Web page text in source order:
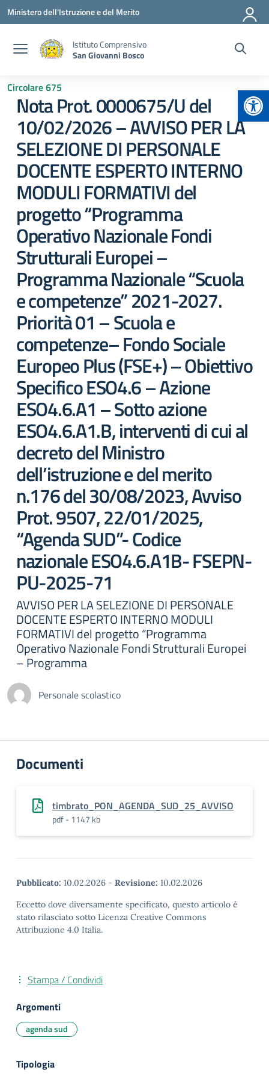
Vai ai contenuti
Vai al menu di navigazione
Vai al footer
Ministero dell'Istruzione e del Merito
Istituto Comprensivo
San Giovanni Bosco
Circolare 675
Nota Prot. 0000675/U del
10/02/2026 – AVVISO PER LA
SELEZIONE DI PERSONALE
DOCENTE ESPERTO INTERNO
MODULI FORMATIVI del
progetto “Programma
Operativo Nazionale Fondi
Strutturali Europei –
Programma Nazionale “Scuola
e competenze” 2021-2027.
Priorità 01 – Scuola e
competenze– Fondo Sociale
Europeo Plus (FSE+) – Obiettivo
Specifico ESO4.6 – Azione
ESO4.6.A1 – Sotto azione
ESO4.6.A1.B, interventi di cui al
decreto del Ministro
dell’istruzione e del merito
n.176 del 30/08/2023, Avviso
Prot. 9507, 22/01/2025,
“Agenda SUD”- Codice
nazionale ESO4.6.A1B- FSEPN-
PU-2025-71
AVVISO PER LA SELEZIONE DI PERSONALE
DOCENTE ESPERTO INTERNO MODULI
FORMATIVI del progetto “Programma
Operativo Nazionale Fondi Strutturali Europei
– Programma
Personale scolastico
Documenti
timbrato_PON_AGENDA_SUD_25_AVVISO
pdf - 1147 kb
Pubblicato: 10.02.2026 - Revisione: 10.02.2026
Eccetto dove diversamente specificato, questo articolo è
stato rilasciato sotto Licenza Creative Commons
Attribuzione 4.0 Italia.
Stampa / Condividi
Argomenti
agenda sud
Tipologia